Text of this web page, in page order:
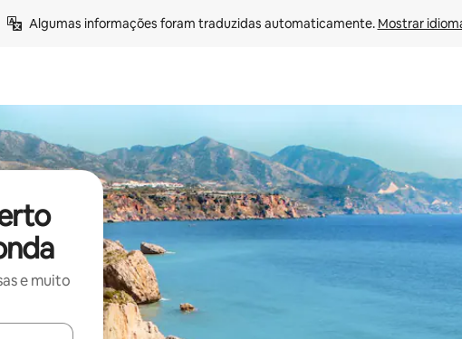
Algumas informações foram traduzidas automaticamente. Mostrar
e muito